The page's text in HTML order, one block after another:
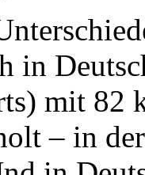
in
mit 82
– in